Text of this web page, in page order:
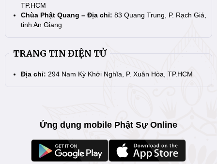
TP.HCM
Chùa Phật Quang – Địa chỉ: 83 Quang Trung, P. Rạch Giá,
tỉnh An Giang
TRANG TIN ĐIỆN TỬ
Địa chỉ: 294 Nam Kỳ Khởi Nghĩa, P. Xuân Hòa, TP.HCM
Ứng dụng mobile Phật Sự Online